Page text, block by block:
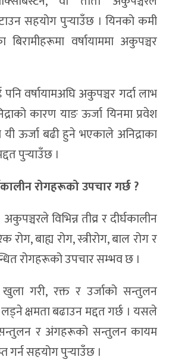
सहयोग पुर्‍याउँछ । यिनको कमी
बिरामीहरूमा वर्षायाममा अकुपञ्चर
पनि वर्षायामअघि अकुपञ्चर गर्दा लाभ
कारण याङ ऊर्जा यिनमा प्रवेश
यी ऊर्जा बढी हुने भएकाले अनिद्राका
पुर्‍याउँछ ।
रोगहरूको उपचार गर्छ?
विभिन्न तीव्र र दीर्घकालीन
बाह्य रोग, स्त्रीरोग, बाल रोग र
रोगहरूको उपचार सम्भव छ ।
गरी, रक्त र उर्जाको सन्तुलन
क्षमता बढाउन मद्दत गर्छ । यसले
सन्तुलन र अंगहरूको सन्तुलन कायम
गर्न सहयोग पुर्‍याउँछ ।